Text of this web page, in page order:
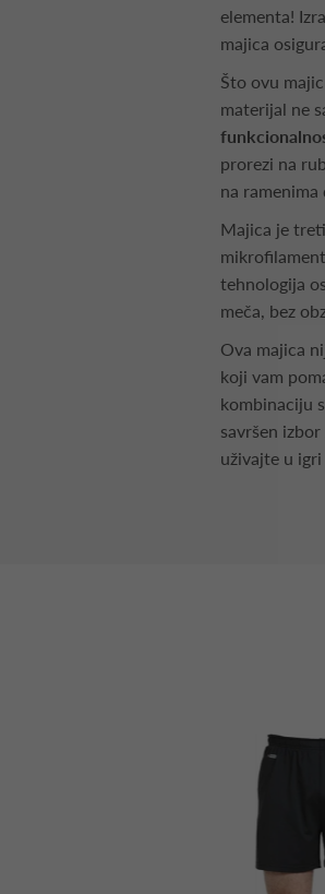
elementa!
majica
Što ovu
materijal ne
prorezi na
na
Majica je
tehnologija
meča, bez
Ova majica
koji vam
kombinaciju
savršen
uživajte u